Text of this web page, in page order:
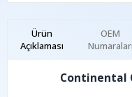
Ürün
Açıklaması
OEM
Numaraları
Continental